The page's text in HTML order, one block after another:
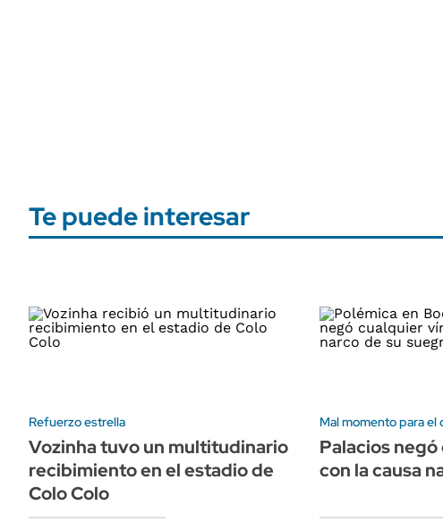
Te puede interesar
Refuerzo estrella
Vozinha tuvo un multitudinario
recibimiento en el estadio de
Colo Colo
Mal momento para el
Palacios
con la causa